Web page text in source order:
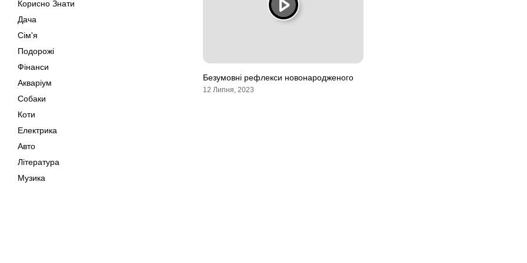
Корисно Знати
Дача
Сім'я
Подорожі
Фінанси
Акваріум
Собаки
Коти
Електрика
Авто
Література
Музика
Безумовні рефлекси новонародженого
12 Липня, 2023